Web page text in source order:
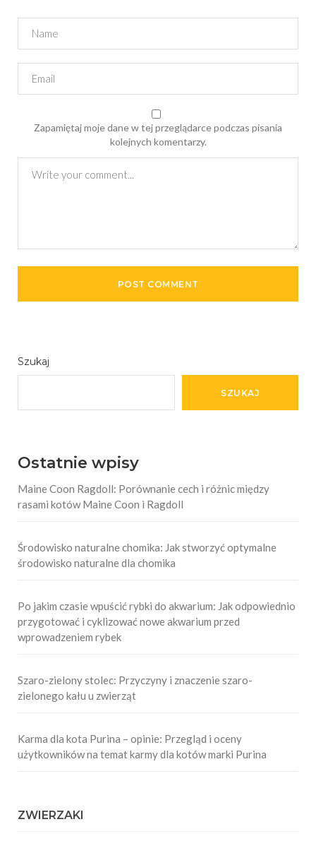
Zapamiętaj moje dane w tej przeglądarce podczas pisania
kolejnych komentarzy.
Szukaj
SZUKAJ
Ostatnie wpisy
Maine Coon Ragdoll: Porównanie cech i różnic między
rasami kotów Maine Coon i Ragdoll
Środowisko naturalne chomika: Jak stworzyć optymalne
środowisko naturalne dla chomika
Po jakim czasie wpuścić rybki do akwarium: Jak odpowiednio
przygotować i cyklizować nowe akwarium przed
wprowadzeniem rybek
Szaro-zielony stolec: Przyczyny i znaczenie szaro-
zielonego kału u zwierząt
Karma dla kota Purina – opinie: Przegląd i oceny
użytkowników na temat karmy dla kotów marki Purina
ZWIERZAKI